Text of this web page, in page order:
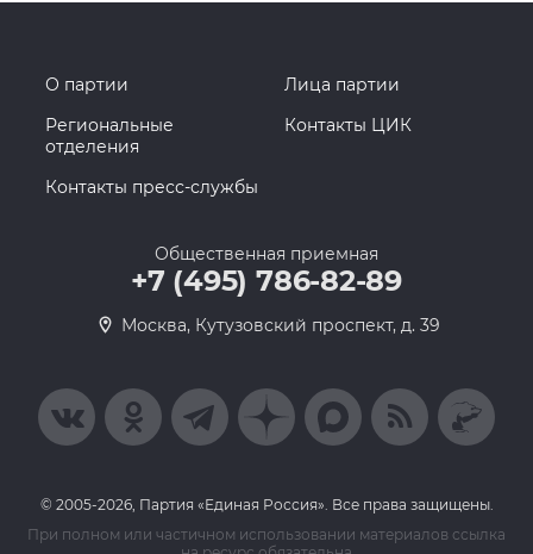
О партии
Лица партии
Региональные
отделения
Контакты ЦИК
Контакты пресс-службы
Общественная приемная
+7 (495) 786-82-89
Москва, Кутузовский проспект, д. 39
© 2005-2026, Партия «Единая Россия». Все права защищены.
При полном или частичном использовании материалов ссылка